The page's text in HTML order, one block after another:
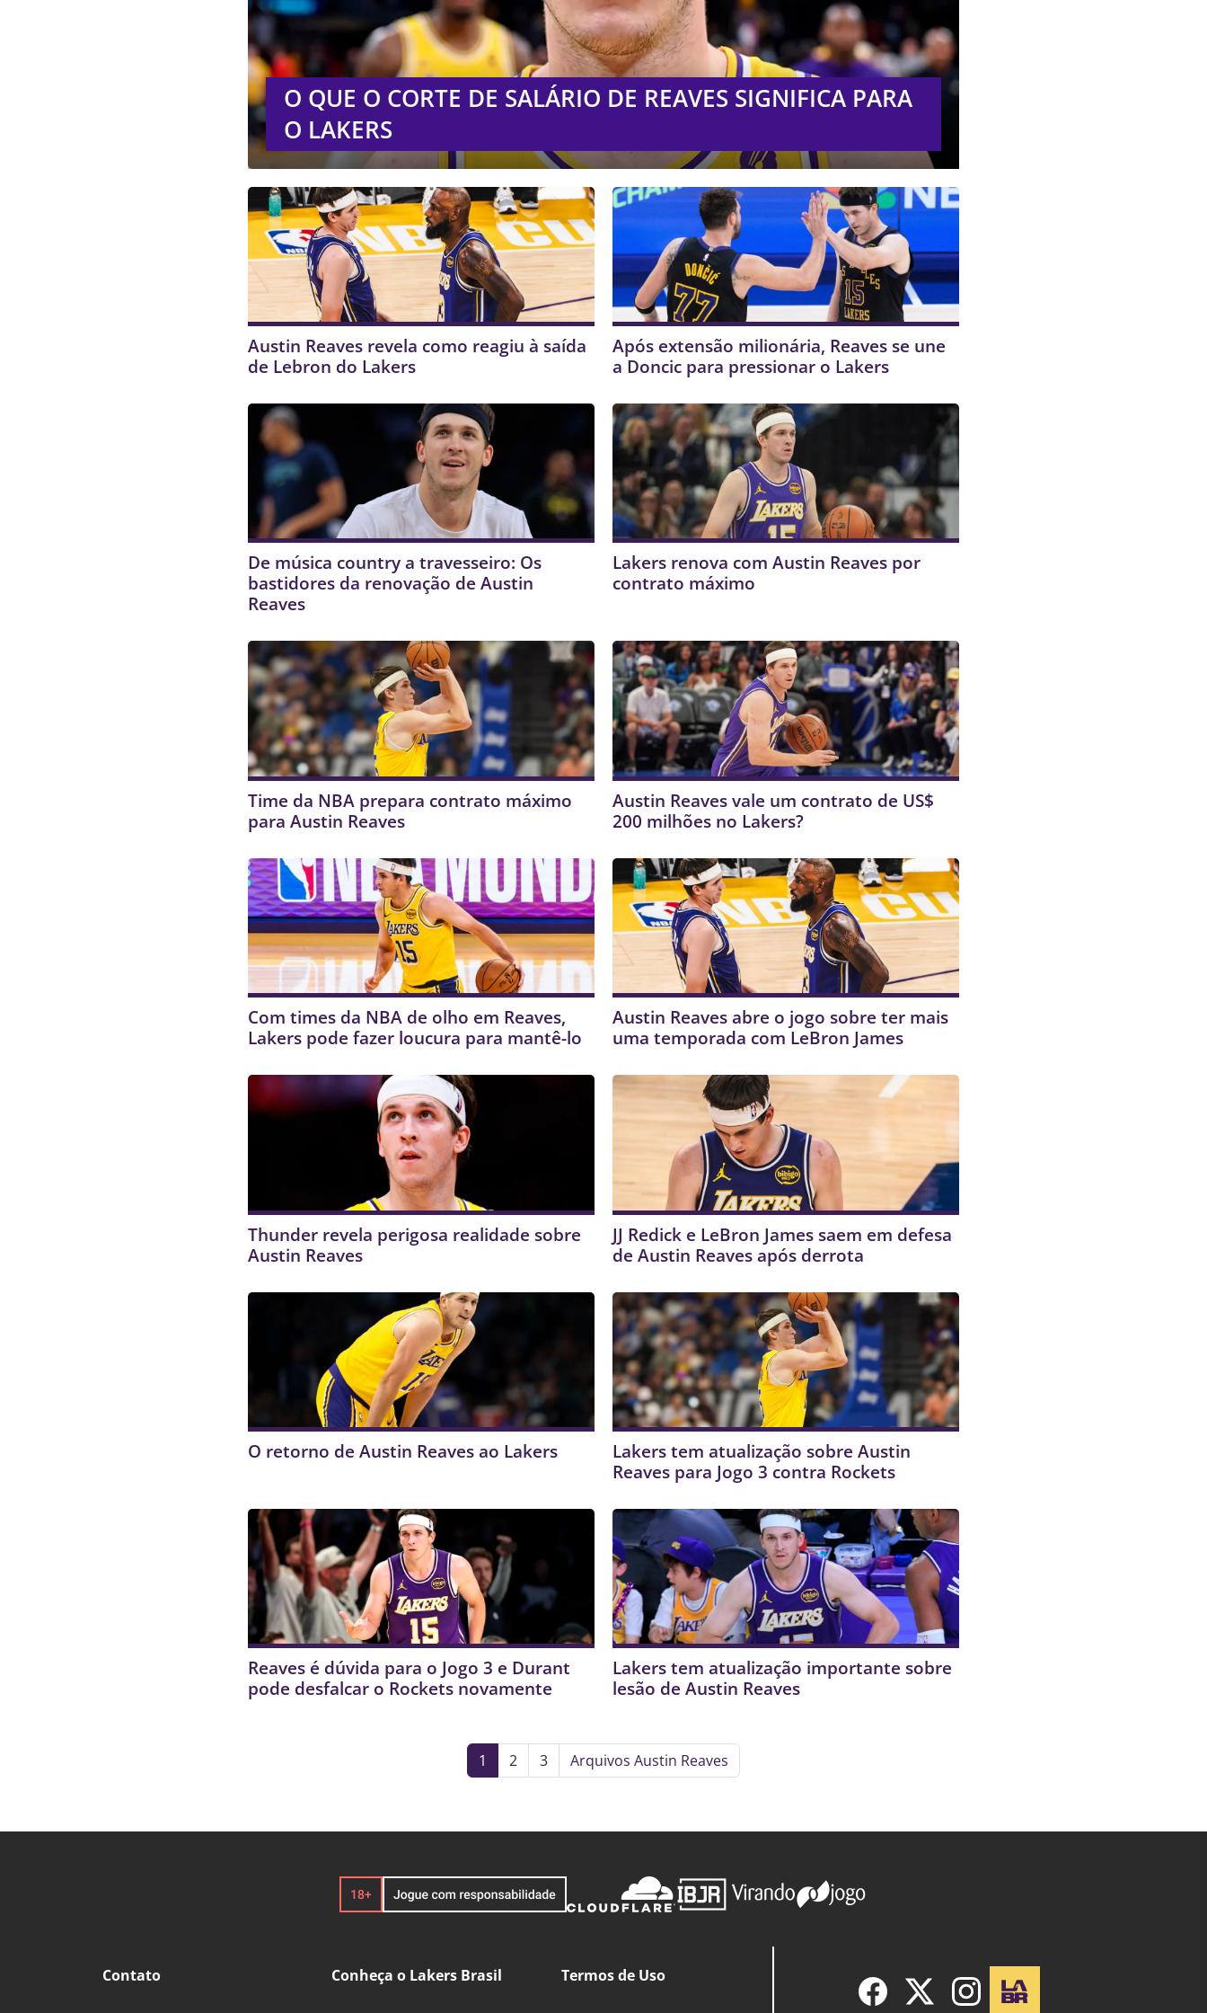
O QUE O CORTE DE SALÁRIO DE REAVES SIGNIFICA PARA
O LAKERS
Austin Reaves revela como reagiu à saída
de Lebron do Lakers
Após extensão milionária, Reaves se une
a Doncic para pressionar o Lakers
De música country a travesseiro: Os
bastidores da renovação de Austin
Reaves
Lakers renova com Austin Reaves por
contrato máximo
Time da NBA prepara contrato máximo
para Austin Reaves
Austin Reaves vale um contrato de US$
200 milhões no Lakers?
Com times da NBA de olho em Reaves,
Lakers pode fazer loucura para mantê-lo
Austin Reaves abre o jogo sobre ter mais
uma temporada com LeBron James
Thunder revela perigosa realidade sobre
Austin Reaves
JJ Redick e LeBron James saem em defesa
de Austin Reaves após derrota
O retorno de Austin Reaves ao Lakers
Lakers tem atualização sobre Austin
Reaves para Jogo 3 contra Rockets
Reaves é dúvida para o Jogo 3 e Durant
pode desfalcar o Rockets novamente
Lakers tem atualização importante sobre
lesão de Austin Reaves
1 2 3 Arquivos Austin Reaves
Contato Conheça o Lakers Brasil Termos de Uso